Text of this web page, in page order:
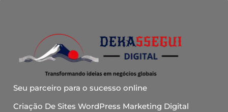
Seu parceiro para o sucesso online
Criação De Sites WordPress Marketing Digital